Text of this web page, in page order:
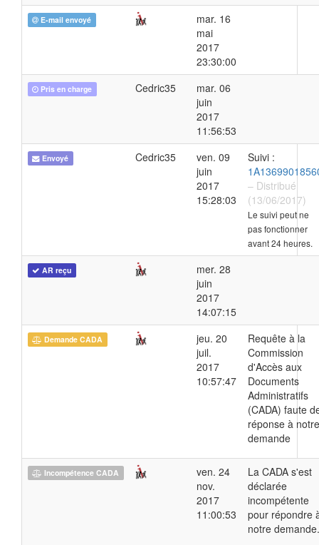
E-mail envoyé
mar. 16
mai
2017
23:30:00
Pris en charge Cedric35
mar. 06
juin
2017
11:56:53
Envoyé Cedric35
ven. 09
juin
2017
15:28:03
Suivi :
– Distribué
(13/06/2017)
Le suivi peut ne
pas fonctionner
avant 24 heures.
AR reçu
mer. 28
juin
2017
14:07:15
Demande CADA
jeu. 20
juil.
2017
10:57:47
Requête à la
Commission
d'Accès aux
Documents
Administratifs
(CADA) faute
réponse à notre
demande
Incompétence CADA
ven. 24
nov.
2017
11:00:53
La CADA s'est
déclarée
incompétente
pour répondre
notre demande.